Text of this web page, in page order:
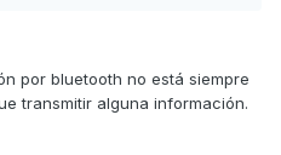
en modelo obest 0.4. No
las reseñas,
lo 3T6B.
por bluetooth no está siempre
transmitir alguna información.